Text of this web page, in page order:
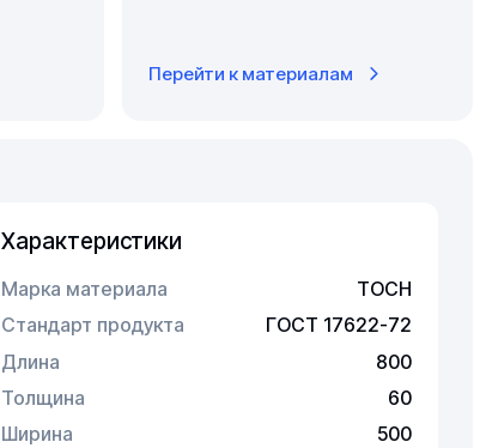
Перейти к материалам
Характеристики
Марка материала
ТОСН
Стандарт продукта
ГОСТ 17622-72
Длина
800
Толщина
60
Ширина
500